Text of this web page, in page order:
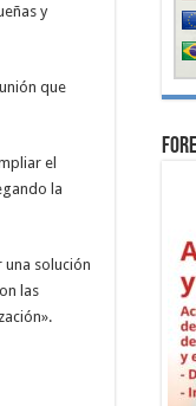
y
que
el
la
solución
las